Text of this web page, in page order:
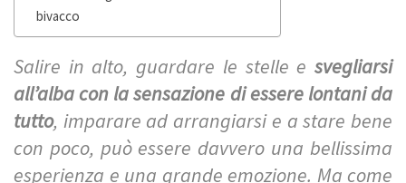
bivacco
Salire in alto, guardare le stelle e svegliarsi
all’alba con la sensazione di essere lontani da
tutto, imparare ad arrangiarsi e a stare bene
con poco, può essere davvero una bellissima
esperienza e una grande emozione. Ma come